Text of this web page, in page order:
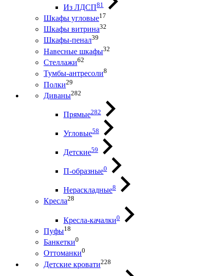
Из ЛДСП81
Шкафы угловые17
Шкафы витрина32
Шкафы-пенал39
Навесные шкафы32
Стеллажи62
Тумбы-антресоли8
Полки29
Диваны282
Прямые282
Угловые58
Детские59
П-образные0
Нераскладные8
Кресла28
Кресла-качалки0
Пуфы18
Банкетки0
Оттоманки0
Детские кровати228